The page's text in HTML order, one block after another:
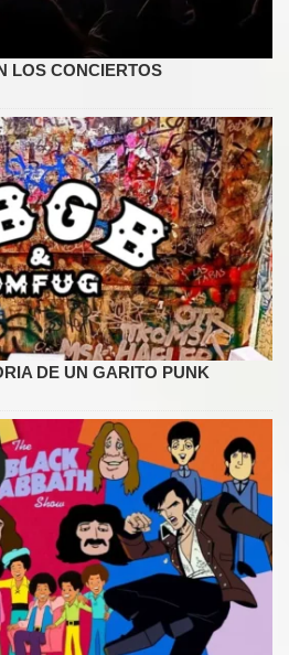
LOS CONCIERTOS
DE UN GARITO PUNK